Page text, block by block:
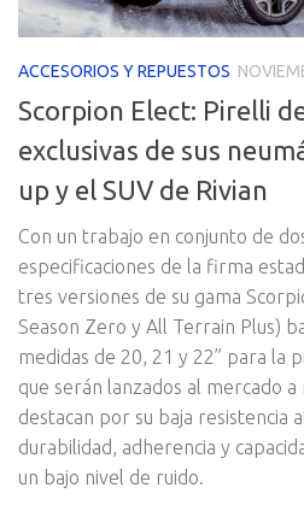
ACCESORIOS Y REPUESTOS
Scorpion Elect: Pirelli
exclusivas de sus
up y el SUV de Rivian
Con un trabajo en conjunto de
especificaciones de la firma
tres versiones de su gama
Season Zero y All Terrain Plus)
medidas de 20, 21 y 22” para la
que serán lanzados al mercado
destacan por su baja resistencia
durabilidad, adherencia y
un bajo nivel de ruido.